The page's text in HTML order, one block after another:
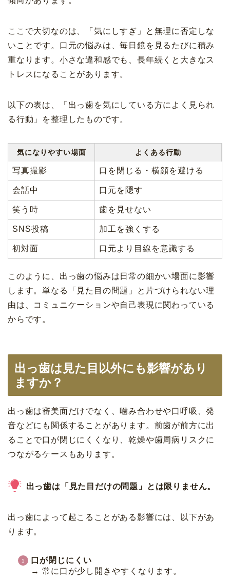
ここで大切なのは、「気にしすぎ」と無理に否定しな
いことです。口元の悩みは、毎日鏡を見るたびに積み
重なります。小さな違和感でも、長年続くと大きなス
トレスになることがあります。
以下の表は、「出っ歯を気にしている方によく見られ
る行動」を整理したものです。
気になりやすい場面 よくある行動
写真撮影 口を閉じる・横顔を避ける
会話中 口元を隠す
笑う時 歯を見せない
SNS投稿 加工を強くする
初対面 口元より目線を意識する
このように、出っ歯の悩みは日常の細かい場面に影響
します。単なる「見た目の問題」と片づけられない理
由は、コミュニケーションや自己表現に関わっている
からです。
出っ歯は見た目以外にも影響があり
ますか？
出っ歯は審美面だけでなく、噛み合わせや口呼吸、発
音などにも関係することがあります。前歯が前方に出
ることで口が閉じにくくなり、乾燥や歯周病リスクに
つながるケースもあります。
出っ歯は「見た目だけの問題」とは限りません。
出っ歯によって起こることがある影響には、以下があ
ります。
口が閉じにくい
→ 常に口が少し開きやすくなります。